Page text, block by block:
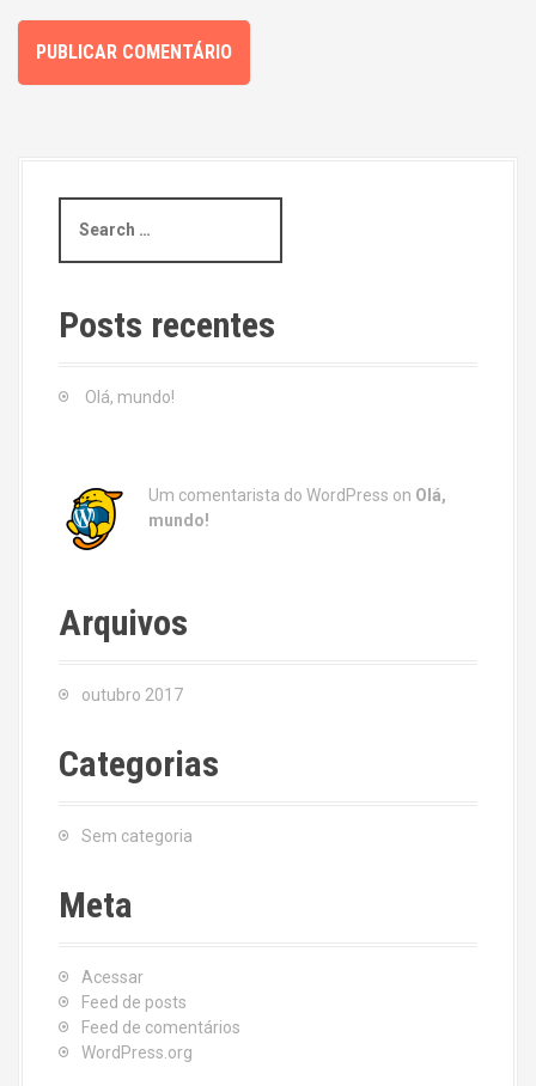
a
c
h
Posts recentes
Olá, mundo!
Um comentarista do WordPress on Olá,
mundo!
Arquivos
outubro 2017
Categorias
Sem categoria
Meta
Acessar
Feed de posts
Feed de comentários
WordPress.org